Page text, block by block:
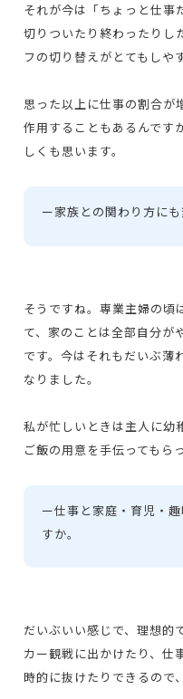
それが今は「ちょっと仕事
切りついたり終わったりし
フの切り替えがとてもしや
思った以上に仕事の割合が
作用することもあるんです
しくも思います。
ー家族との関わり方にも
そうですね。専業主婦の頃
て、家のことは全部自分が
です。今はそれもだいぶ薄
なりました。
私が忙しいときは主人に幼
ご飯の用意を手伝ってもら
ー仕事と家庭・育児・
すか。
だいぶいい感じで、理想的
カー観戦に出かけたり、仕
時的に抜けたりできるので